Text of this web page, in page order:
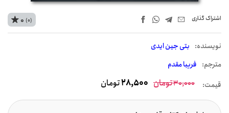
اشتراک‌ گذاری
نويسنده: بتی جین ایدی
مترجم: فریبا مقدم
0 (0)
قیمت: 30,000تومان 28,500تومان